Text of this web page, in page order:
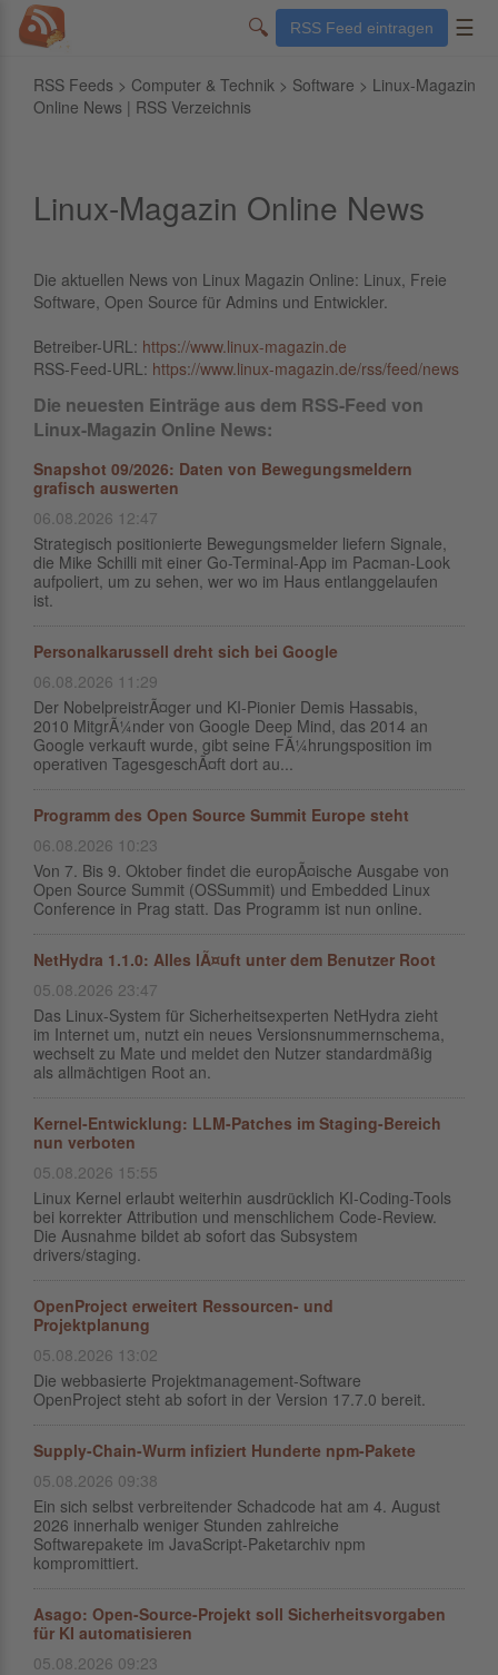
🔍 RSS Feed eintragen ☰
RSS Feeds > Computer & Technik > Software > Linux-Magazin
Online News | RSS Verzeichnis
Linux-Magazin Online News
Die aktuellen News von Linux Magazin Online: Linux, Freie
Software, Open Source für Admins und Entwickler.
Betreiber-URL: https://www.linux-magazin.de
RSS-Feed-URL: https://www.linux-magazin.de/rss/feed/news
Die neuesten Einträge aus dem RSS-Feed von
Linux-Magazin Online News:
Snapshot 09/2026: Daten von Bewegungsmeldern
grafisch auswerten
06.08.2026 12:47
Strategisch positionierte Bewegungsmelder liefern Signale,
die Mike Schilli mit einer Go-Terminal-App im Pacman-Look
aufpoliert, um zu sehen, wer wo im Haus entlanggelaufen
ist.
Personalkarussell dreht sich bei Google
06.08.2026 11:29
Der NobelpreistrÃ¤ger und KI-Pionier Demis Hassabis,
2010 MitgrÃ¼nder von Google Deep Mind, das 2014 an
Google verkauft wurde, gibt seine FÃ¼hrungsposition im
operativen TagesgeschÃ¤ft dort au...
Programm des Open Source Summit Europe steht
06.08.2026 10:23
Von 7. Bis 9. Oktober findet die europÃ¤ische Ausgabe von
Open Source Summit (OSSummit) und Embedded Linux
Conference in Prag statt. Das Programm ist nun online.
NetHydra 1.1.0: Alles lÃ¤uft unter dem Benutzer Root
05.08.2026 23:47
Das Linux-System für Sicherheitsexperten NetHydra zieht
im Internet um, nutzt ein neues Versionsnummernschema,
wechselt zu Mate und meldet den Nutzer standardmäßig
als allmächtigen Root an.
Kernel-Entwicklung: LLM-Patches im Staging-Bereich
nun verboten
05.08.2026 15:55
Linux Kernel erlaubt weiterhin ausdrücklich KI-Coding-Tools
bei korrekter Attribution und menschlichem Code-Review.
Die Ausnahme bildet ab sofort das Subsystem
drivers/staging.
OpenProject erweitert Ressourcen- und
Projektplanung
05.08.2026 13:02
Die webbasierte Projektmanagement-Software
OpenProject steht ab sofort in der Version 17.7.0 bereit.
Supply-Chain-Wurm infiziert Hunderte npm-Pakete
05.08.2026 09:38
Ein sich selbst verbreitender Schadcode hat am 4. August
2026 innerhalb weniger Stunden zahlreiche
Softwarepakete im JavaScript-Paketarchiv npm
kompromittiert.
Asago: Open-Source-Projekt soll Sicherheitsvorgaben
für KI automatisieren
05.08.2026 09:23